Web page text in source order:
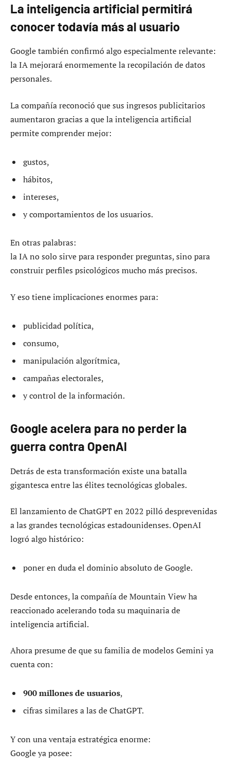
La inteligencia artificial permitirá
conocer todavía más al usuario
Google también confirmó algo especialmente relevante:
la IA mejorará enormemente la recopilación de datos
personales.
La compañía reconoció que sus ingresos publicitarios
aumentaron gracias a que la inteligencia artificial
permite comprender mejor:
gustos,
hábitos,
intereses,
y comportamientos de los usuarios.
En otras palabras:
la IA no solo sirve para responder preguntas, sino para
construir perfiles psicológicos mucho más precisos.
Y eso tiene implicaciones enormes para:
publicidad política,
consumo,
manipulación algorítmica,
campañas electorales,
y control de la información.
Google acelera para no perder la
guerra contra OpenAI
Detrás de esta transformación existe una batalla
gigantesca entre las élites tecnológicas globales.
El lanzamiento de ChatGPT en 2022 pilló desprevenidas
a las grandes tecnológicas estadounidenses. OpenAI
logró algo histórico:
poner en duda el dominio absoluto de Google.
Desde entonces, la compañía de Mountain View ha
reaccionado acelerando toda su maquinaria de
inteligencia artificial.
Ahora presume de que su familia de modelos Gemini ya
cuenta con:
900 millones de usuarios,
cifras similares a las de ChatGPT.
Y con una ventaja estratégica enorme:
Google ya posee: